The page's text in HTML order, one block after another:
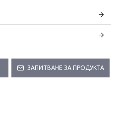
ЗАПИТВАНЕ ЗА ПРОДУКТА